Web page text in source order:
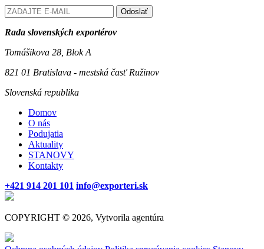
Odoslať
Rada slovenských exportérov
Tomášikova 28, Blok A
821 01 Bratislava - mestská časť Ružinov
Slovenská republika
Domov
O nás
Podujatia
Aktuality
STANOVY
Kontakty
+421 914 201 101 info@exporteri.sk
COPYRIGHT © 2026, Vytvorila agentúra